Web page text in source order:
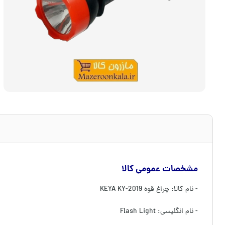
مشخصات عمومی کالا
- نام کالا: چراغ قوه KEYA KY-2019
- نام انگلیسی: Flash Light